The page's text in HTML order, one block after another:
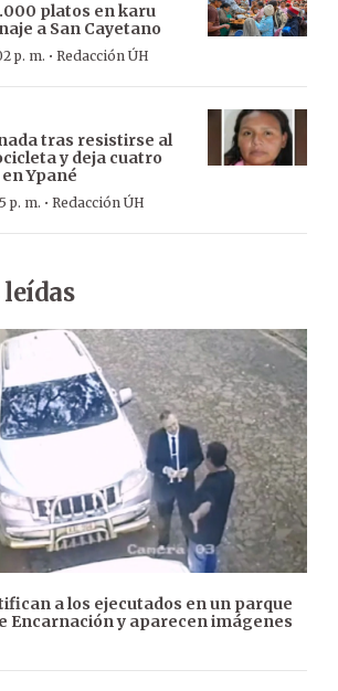
platos en karu
a San Cayetano
p. m. · Redacción ÚH
tras resistirse al
y deja cuatro
Ypané
p. m. · Redacción ÚH
a los ejecutados en un parque
Encarnación y aparecen imágenes